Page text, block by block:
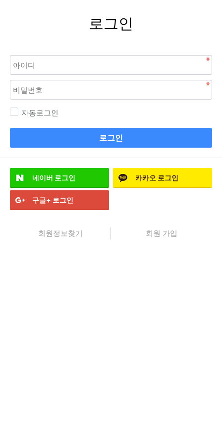
로그인
자동로그인
로그인
네이버 로그인 카카오 로그인
구글+ 로그인
회원정보찾기 회원 가입